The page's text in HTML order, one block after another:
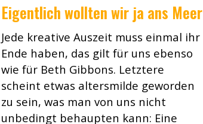
Eigentlich wollten wir ja ans Meer
Jede kreative Auszeit muss einmal ihr
Ende haben, das gilt für uns ebenso
wie für Beth Gibbons. Letztere
scheint etwas altersmilde geworden
zu sein, was man von uns nicht
unbedingt behaupten kann: Eine